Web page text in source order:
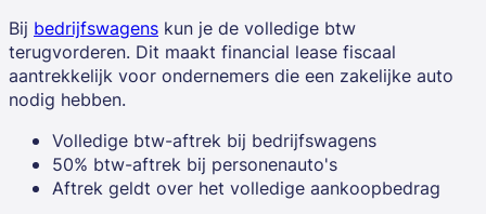
Bij bedrijfswagens kun je de volledige btw
terugvorderen. Dit maakt financial lease fiscaal
aantrekkelijk voor ondernemers die een zakelijke auto
nodig hebben.
Volledige btw-aftrek bij bedrijfswagens
50% btw-aftrek bij personenauto's
Aftrek geldt over het volledige aankoopbedrag